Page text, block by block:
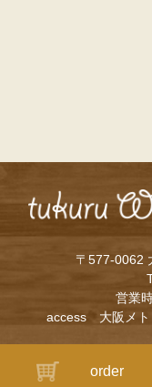
order
〒577-0062
営業
access 大阪メト